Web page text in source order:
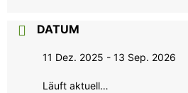
DATUM
11 Dez. 2025 - 13 Sep. 2026
Läuft aktuell…